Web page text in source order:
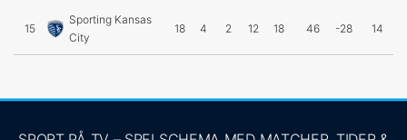
15
Sporting Kansas
City
18 4 2 12 18 46 -28 14